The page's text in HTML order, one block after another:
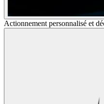
Actionnement personnalisé et